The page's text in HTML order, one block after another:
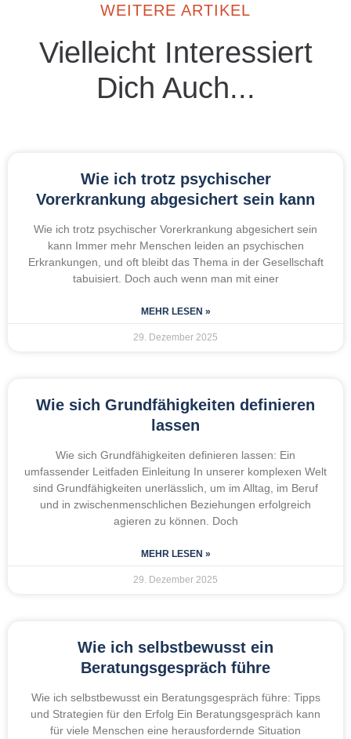
WEITERE ARTIKEL
Vielleicht Interessiert
Dich Auch...
Wie ich trotz psychischer
Vorerkrankung abgesichert sein kann
Wie ich trotz psychischer Vorerkrankung abgesichert sein
kann Immer mehr Menschen leiden an psychischen
Erkrankungen, und oft bleibt das Thema in der Gesellschaft
tabuisiert. Doch auch wenn man mit einer
MEHR LESEN »
29. Dezember 2025
Wie sich Grundfähigkeiten definieren
lassen
Wie sich Grundfähigkeiten definieren lassen: Ein
umfassender Leitfaden Einleitung In unserer komplexen Welt
sind Grundfähigkeiten unerlässlich, um im Alltag, im Beruf
und in zwischenmenschlichen Beziehungen erfolgreich
agieren zu können. Doch
MEHR LESEN »
29. Dezember 2025
Wie ich selbstbewusst ein
Beratungsgespräch führe
Wie ich selbstbewusst ein Beratungsgespräch führe: Tipps
und Strategien für den Erfolg Ein Beratungsgespräch kann
für viele Menschen eine herausfordernde Situation